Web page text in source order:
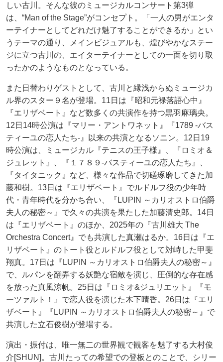
しい古川。そんな彼のミュージカルコンサート第3弾
は、“Man of the Stage”がコンセプト。「一人の男がエンタ
ーテイナーとしてどれだけ魅了することができるか」とい
うテーマの通り、メインビジュアルも、煌びやかなステー
ジに立つ古川の、エイターテイナーとしての一面を切り取
ったかのようなものとなっている。
また日替わりゲストとして、古川と縁浅からぬミュージカ
ル界のスター９名が登場。11日は『昭和元禄落語心中』
『エリザベート』など数多くの共演作を持つ黒羽麻璃央。
12日14時公演は『マリー・アントワネット』『1789 -バス
ティーユの恋人たち-』以来の共演となるソニン。12日19
時公演は、ミュージカル『テニスの王子様』、『ロミオ＆
ジュレット』、『１７８９-バスティーユの恋人たち』、
『タイタニック』など、様々な作品で切磋琢磨してきた加
藤和樹。13日は『エリザベート』でルドルフ役の少年時
代・青年時代を分かち合い、『LUPIN ～カリオストロ伯爵
夫人の秘密～』で久々の共演を果たした加藤清史郎。14日
は『エリザベート』のほか、2025年の『古川雄大 The
Orchestra Concert』でも共演した真瀬はるか。16日は『エ
リザベート』のトート役とルドルフ役として対峙した甲斐
翔真。17日は『LUPIN ～カリオストロ伯爵夫人の秘密～』
で、ルパンを翻弄する妖艶な宿敵を演じ、圧倒的な存在感
を放った真風涼帆。25日は『ロミオ&ジュリエット』『モ
ーツァルト！』で恋人役を演じた木下晴香。26日は『エリ
ザベート』『LUPIN ～カリオストロ伯爵夫人の秘密～』で
共演した立石俊樹が登場する。
演出・振付は、唯一無二の世界観で観客を魅了する大村俊
介[SHUN]。古川たっての希望での登板とのことで、シリー